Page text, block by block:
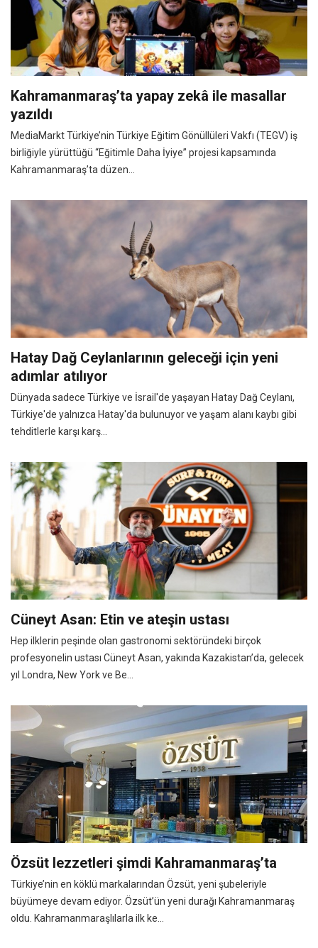
Kahramanmaraş’ta yapay zekâ ile masallar
yazıldı
MediaMarkt Türkiye’nin Türkiye Eğitim Gönüllüleri Vakfı (TEGV) iş
birliğiyle yürüttüğü “Eğitimle Daha İyiye” projesi kapsamında
Kahramanmaraş’ta düzen...
Hatay Dağ Ceylanlarının geleceği için yeni
adımlar atılıyor
Dünyada sadece Türkiye ve İsrail'de yaşayan Hatay Dağ Ceylanı,
Türkiye'de yalnızca Hatay'da bulunuyor ve yaşam alanı kaybı gibi
tehditlerle karşı karş...
Cüneyt Asan: Etin ve ateşin ustası
Hep ilklerin peşinde olan gastronomi sektöründeki birçok
profesyonelin ustası Cüneyt Asan, yakında Kazakistan’da, gelecek
yıl Londra, New York ve Be...
Özsüt lezzetleri şimdi Kahramanmaraş’ta
Türkiye’nin en köklü markalarından Özsüt, yeni şubeleriyle
büyümeye devam ediyor. Özsüt’ün yeni durağı Kahramanmaraş
oldu. Kahramanmaraşlılarla ilk ke...